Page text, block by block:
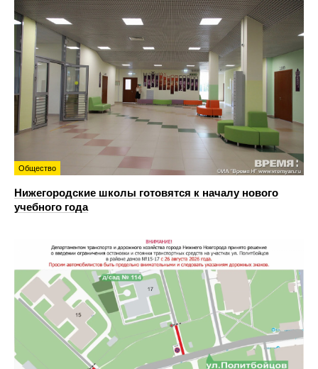
Общество
Нижегородские школы готовятся к началу нового
учебного года